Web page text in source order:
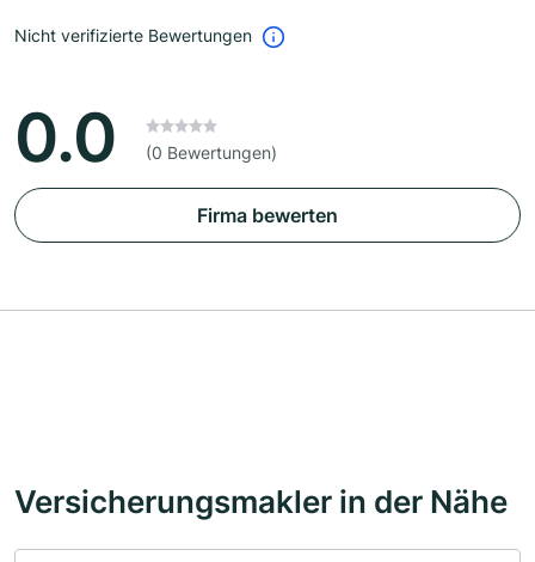
Nicht verifizierte Bewertungen
0.0 (0 Bewertungen)
Firma bewerten
Versicherungsmakler in der Nähe